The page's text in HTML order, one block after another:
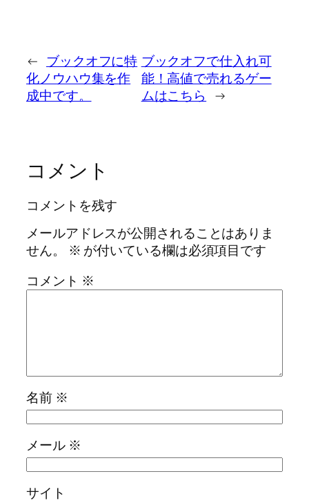
← ブックオフに特
化ノウハウ集を作
成中です。
ブックオフで仕入れ可
能！高値で売れるゲー
ムはこちら
→
コメント
コメントを残す
メールアドレスが公開されることはありま
せん。
※ が付いている欄は必須項目です
コメント ※
名前 ※
メール ※
サイト